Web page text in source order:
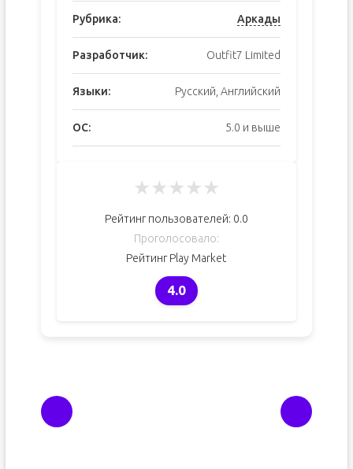
Рубрика: Аркады
Разработчик: Outfit7 Limited
Языки: Русский, Английский
ОС: 5.0 и выше
★★★★★
Рейтинг пользователей: 0.0
Проголосовало:
Рейтинг Play Market
4.0